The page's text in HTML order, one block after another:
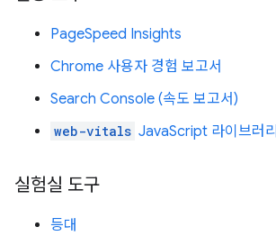
PageSpeed Insights
Chrome 사용자 경험 보고서
Search Console (속도 보고서)
web-vitals JavaScript 라이브러리
실험실 도구
등대